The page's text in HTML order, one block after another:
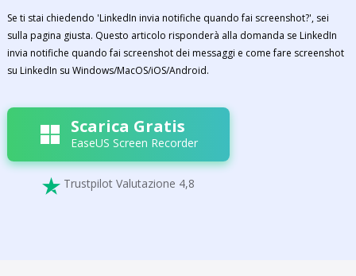
Se ti stai chiedendo 'LinkedIn invia notifiche quando fai screenshot?', sei
sulla pagina giusta. Questo articolo risponderà alla domanda se LinkedIn
invia notifiche quando fai screenshot dei messaggi e come fare screenshot
su LinkedIn su Windows/MacOS/iOS/Android.
Scarica Gratis
EaseUS Screen Recorder
 Trustpilot Valutazione 4,8